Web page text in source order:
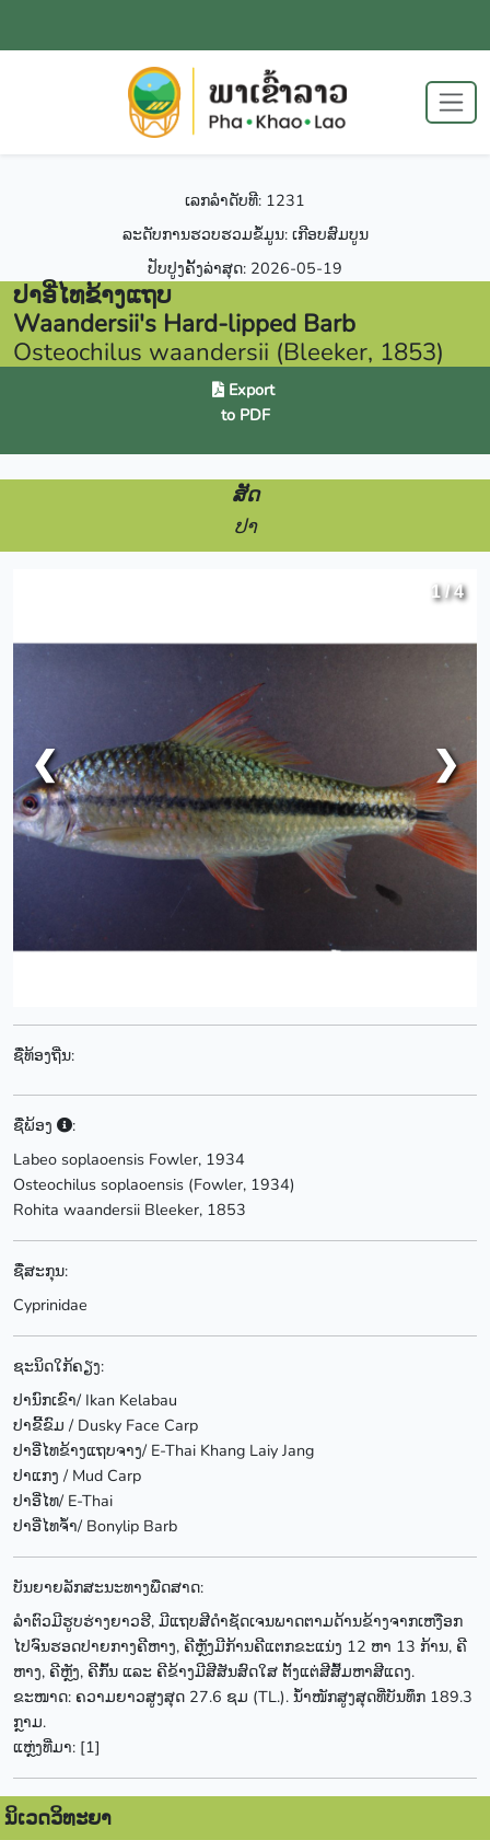
ເລກລຳດັບທີ: 1231
ລະດັບການຮວບຮວມຂໍ້ມູນ: ເກີອບສົມບູນ
ປັບປູງຄັ້ງລ່າສຸດ: 2026-05-19
ປາອີ່ໄທຂ້າງແຖບ
Waandersii's Hard-lipped Barb
Osteochilus waandersii (Bleeker, 1853)
Export
to PDF
ສັດ
ປາ
1 / 4
❮ ❯
ຊື່ທ້ອງຖີ່ນ:
ຊື່ພ້ອງ
:
Labeo soplaoensis Fowler, 1934
Osteochilus soplaoensis (Fowler, 1934)
Rohita waandersii Bleeker, 1853
ຊື່ສະກຸນ:
Cyprinidae
ຊະນິດໃກ້ຄຽງ:
ປານົກເຂົາ/ Ikan Kelabau
ປາຂີ້ຂົມ / Dusky Face Carp
ປາອີ່ໄທຂ້າງແຖບຈາງ/ E-Thai Khang Laiy Jang
ປາແກງ / Mud Carp
ປາອີ່ໄທ/ E-Thai
ປາອີ່ໄທຈ້ຳ/ Bonylip Barb
ບັນຍາຍລັກສະນະທາງພືດສາດ:
ລຳຕົວມີຮູບຮ່າງຍາວຮີ, ມີແຖບສີດຳຊັດເຈນພາດຕາມດ້ານຂ້າງຈາກເຫງືອກ
ໄປຈົນຮອດປາຍກາງຄີຫາງ, ຄີຫຼັງມີກ້ານຄີແຕກຂະແນ່ງ 12 ຫາ 13 ກ້ານ, ຄີ
ຫາງ, ຄີຫຼັງ, ຄີກົ້ນ ແລະ ຄີຂ້າງມີສີສັນສົດໃສ ຕັ້ງແຕ່ສີສົ້ມຫາສີແດງ.
ຂະໜາດ: ຄວາມຍາວສູງສຸດ 27.6 ຊມ (TL.). ນ້ຳໜັກສູງສຸດທີ່ບັນທຶກ 189.3
ກຼາມ.
ແຫຼ່ງທີ່ມາ: [1]
ນິເວດວິທະຍາ